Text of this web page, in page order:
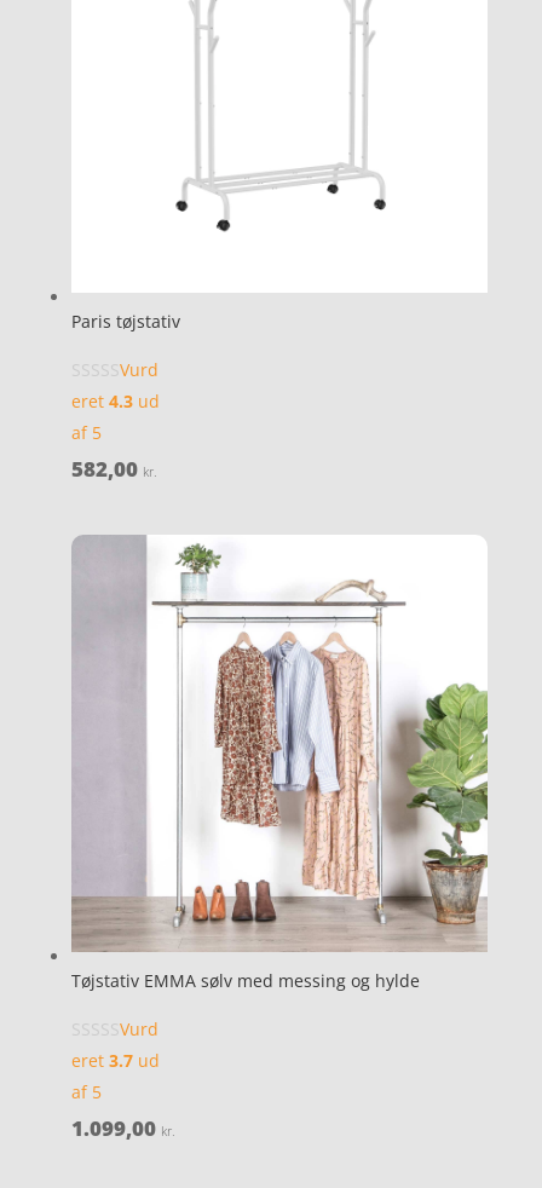
Paris tøjstativ
Vurd
eret 4.3ud
af 5
582,00 kr.
Tøjstativ EMMA sølv med messing og hylde
Vurd
eret 3.7ud
af 5
1.099,00 kr.